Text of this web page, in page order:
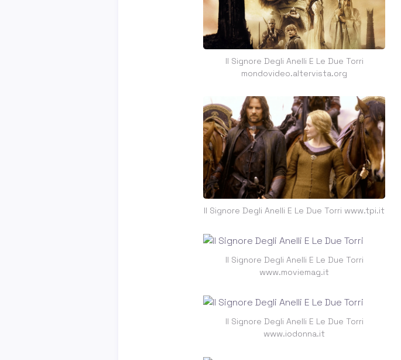
Il Signore Degli Anelli E Le Due Torri
mondovideo.altervista.org
Il Signore Degli Anelli E Le Due Torri www.tpi.it
Il Signore Degli Anelli E Le Due Torri
www.moviemag.it
Il Signore Degli Anelli E Le Due Torri
www.iodonna.it